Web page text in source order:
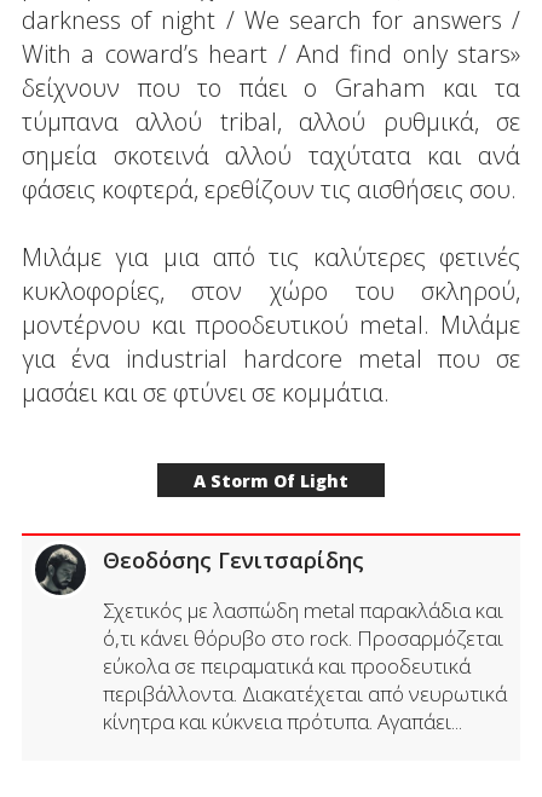
darkness of night / We search for answers /
With a coward’s heart / And find only stars»
δείχνουν που το πάει ο Graham και τα
τύμπανα αλλού tribal, αλλού ρυθμικά, σε
σημεία σκοτεινά αλλού ταχύτατα και ανά
φάσεις κοφτερά, ερεθίζουν τις αισθήσεις σου.
Μιλάμε για μια από τις καλύτερες φετινές
κυκλοφορίες, στον χώρο του σκληρού,
μοντέρνου και προοδευτικού metal. Μιλάμε
για ένα industrial hardcore metal που σε
μασάει και σε φτύνει σε κομμάτια.
A Storm Of Light
Θεοδόσης Γενιτσαρίδης
Σχετικός με λασπώδη metal παρακλάδια και
ό,τι κάνει θόρυβο στο rock. Προσαρμόζεται
εύκολα σε πειραματικά και προοδευτικά
περιβάλλοντα. Διακατέχεται από νευρωτικά
κίνητρα και κύκνεια πρότυπα. Αγαπάει...